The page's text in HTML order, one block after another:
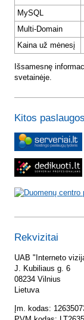
MySQL
Multi-Domain
Kaina už mėnesį
Išsamesnę
svetainėje.
Kitos paslaugos
Rekvizitai
UAB "Interneto
J. Kubiliaus g. 6
08234 Vilnius
Lietuva
Įm. kodas: